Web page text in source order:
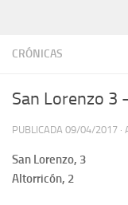
CRÓNICAS
San Lorenzo 3
PUBLICADA 09/04/2017 ·
San Lorenzo, 3
Altorricón, 2